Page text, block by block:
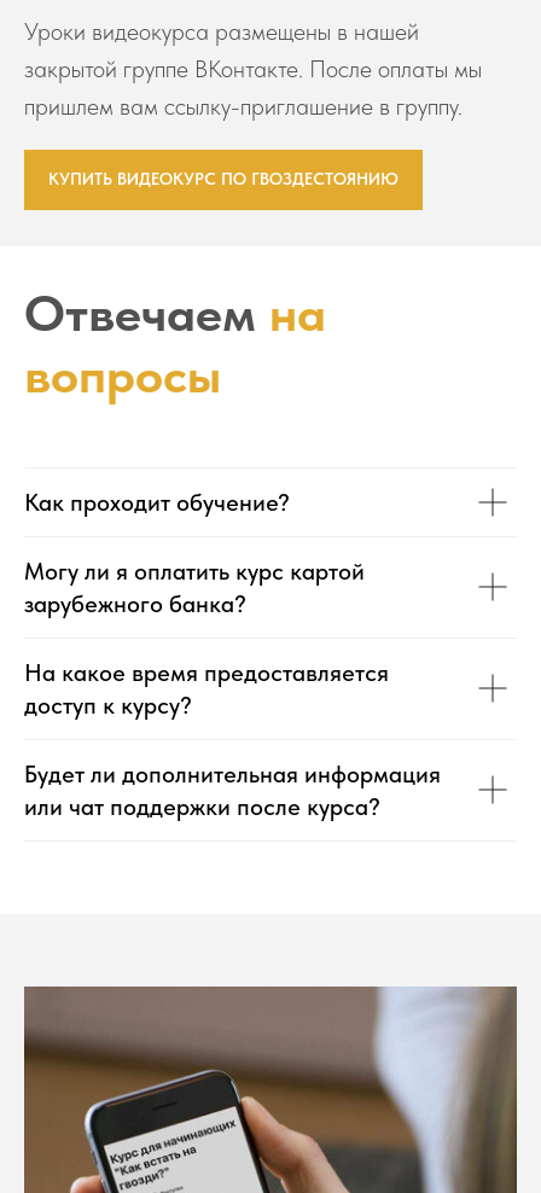
Уроки видеокурса размещены в нашей
закрытой группе ВКонтакте. После оплаты мы
пришлем вам ссылку-приглашение в группу.
КУПИТЬ ВИДЕОКУРС ПО ГВОЗДЕСТОЯНИЮ
Отвечаем на
вопросы
Как проходит обучение?
Могу ли я оплатить курс картой
зарубежного банка?
На какое время предоставляется
доступ к курсу?
Будет ли дополнительная информация
или чат поддержки после курса?